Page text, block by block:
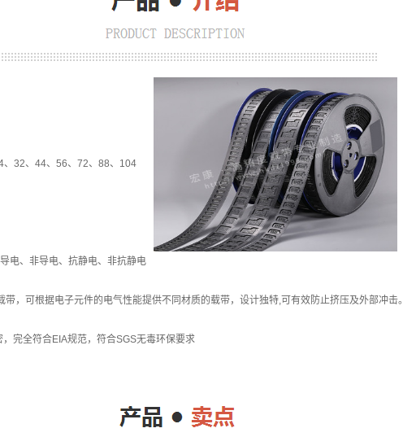
、32、44、56、72、88、104
电、非导电、抗静电、非抗静电
，可根据电子元件的电气性能提供不同材质的载带，设计独特,可有效防止挤压及外部冲击。
完全符合EIA规范，符合SGS无毒环保要求